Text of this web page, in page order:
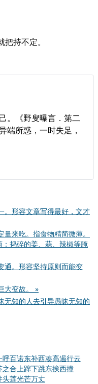
持不定。
。《野叟曝言．第二
端所惑，一时失足，
。形容文章写得最好，文才
来吃。指食物精简微薄。
捣碎的姜、蒜、辣椒等腌
通。形容坚持原则而能变
大变故。 »
无知的人去引导愚昧无知的
呼百诺东补西凑高遏行云
之合上蹿下跳东挨西撞
头莲光芒万丈